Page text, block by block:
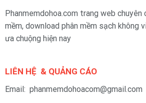
Phanmemdohoa.com trang web chuyên
mềm, download phân mềm sạch không
ưa chuộng hiện nay
LIÊN HỆ & QUẢNG CÁO
Email: phanmemdohoacom@gmail.com